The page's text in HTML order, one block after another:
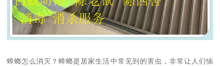
蟑螂怎么消灭？蟑螂是居家生活中常见到的害虫，非常让人们恼